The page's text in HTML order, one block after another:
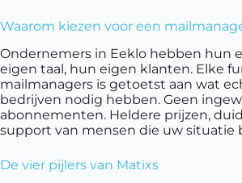
Waarom kiezen voor een
Ondernemers in Eeklo hebben hun
eigen taal, hun eigen klanten. Elke
mailmanagers is getoetst aan wat
bedrijven nodig hebben. Geen
abonnementen. Heldere prijzen,
support van mensen die uw situatie
De vier pijlers van Matixs